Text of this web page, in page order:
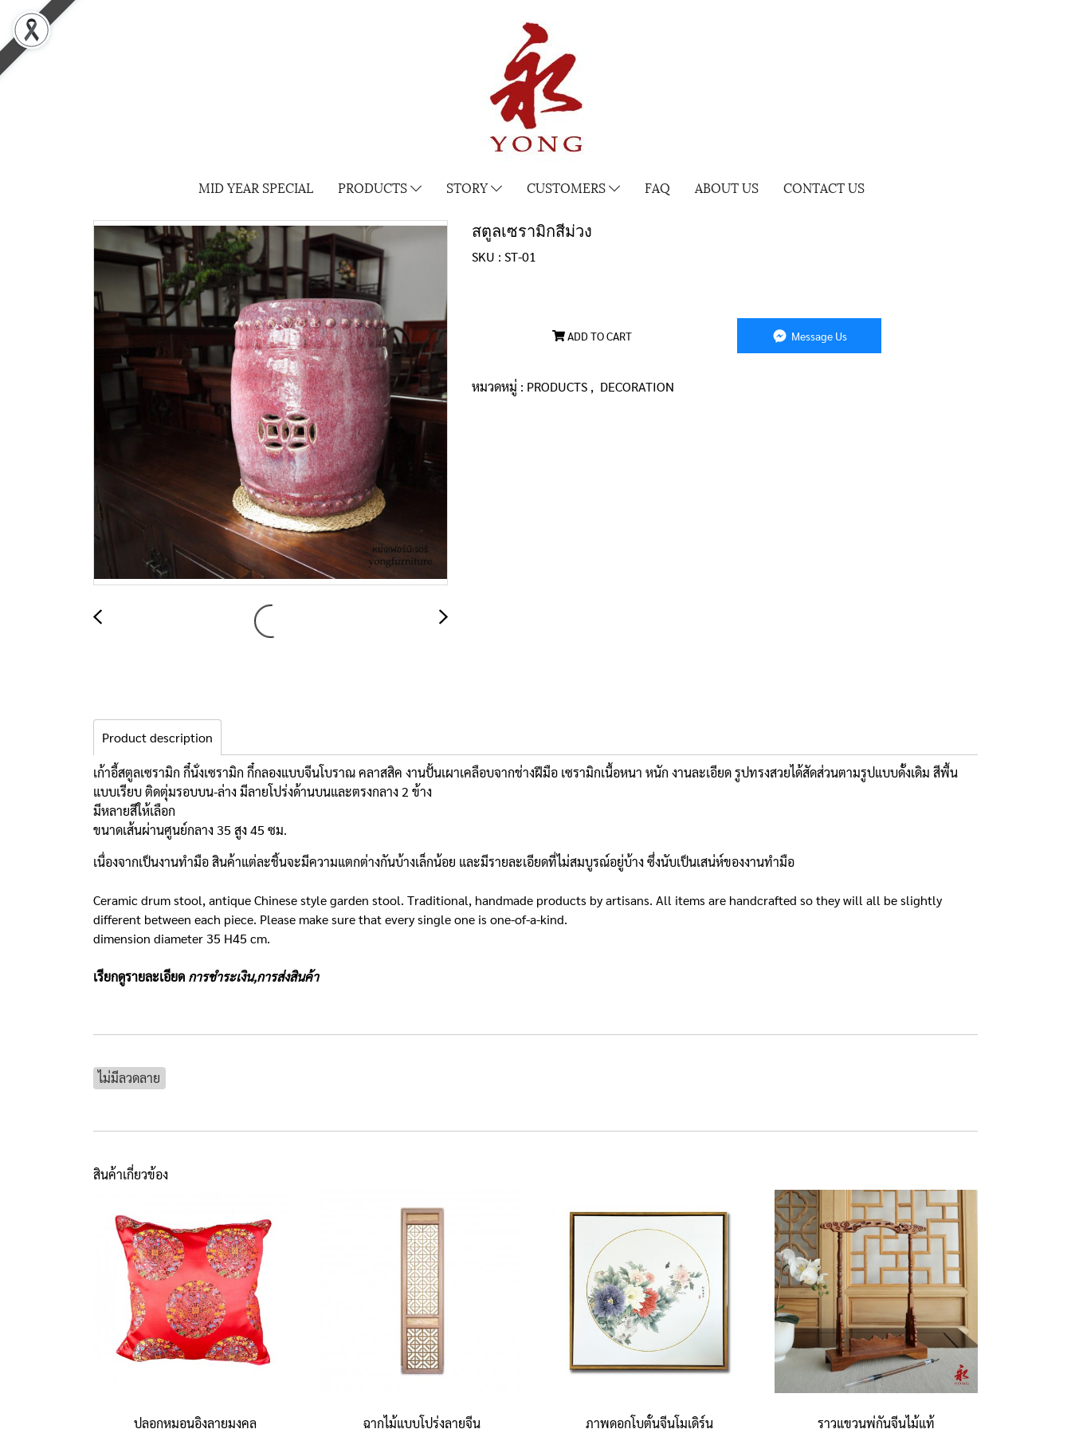
MID YEAR SPECIAL PRODUCTS STORY CUSTOMERS FAQ ABOUT US CONTACT US
สตูลเซรามิกสีม่วง
SKU : ST-01
ADD TO CART Message Us
หมวดหมู่ : PRODUCTS , DECORATION
Product description
เก้าอี้สตูลเซรามิก กี๋นั่งเซรามิก กี๋กลองแบบจีนโบราณ คลาสสิค งานปั้นเผาเคลือบจากช่างฝีมือ เซรามิกเนื้อหนา หนัก งานละเอียด รูปทรงสวยได้สัดส่วนตามรูปแบบดั้งเดิม สีพื้น
แบบเรียบ ติดตุ่มรอบบน-ล่าง มีลายโปร่งด้านบนและตรงกลาง 2 ข้าง
มีหลายสีให้เลือก
ขนาดเส้นผ่านศูนย์กลาง 35 สูง 45 ซม.
เนื่องจากเป็นงานทำมือ สินค้าแต่ละชิ้นจะมีความแตกต่างกันบ้างเล็กน้อย และมีรายละเอียดที่ไม่สมบูรณ์อยู่บ้าง ซึ่งนับเป็นเสน่ห์ของงานทำมือ
Ceramic drum stool, antique Chinese style garden stool. Traditional, handmade products by artisans. All items are handcrafted so they will all be slightly
different between each piece. Please make sure that every single one is one-of-a-kind.
dimension diameter 35 H45 cm.
เรียกดูรายละเอียด การชำระเงิน,การส่งสินค้า
ไม่มีลวดลาย
สินค้าเกี่ยวข้อง
ปลอกหมอนอิงลายมงคล ฉากไม้แบบโปร่งลายจีน ภาพดอกโบตั๋นจีนโมเดิร์น ราวแขวนพู่กันจีนไม้แท้